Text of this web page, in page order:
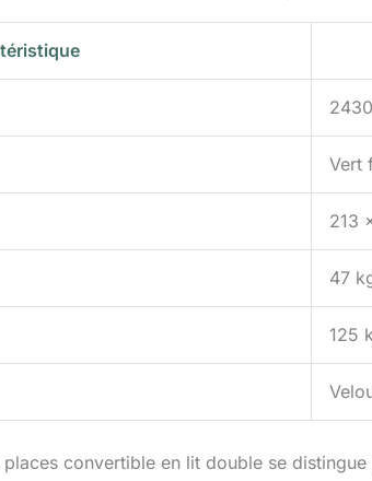
Vert
213
47
125
convertible en lit double se